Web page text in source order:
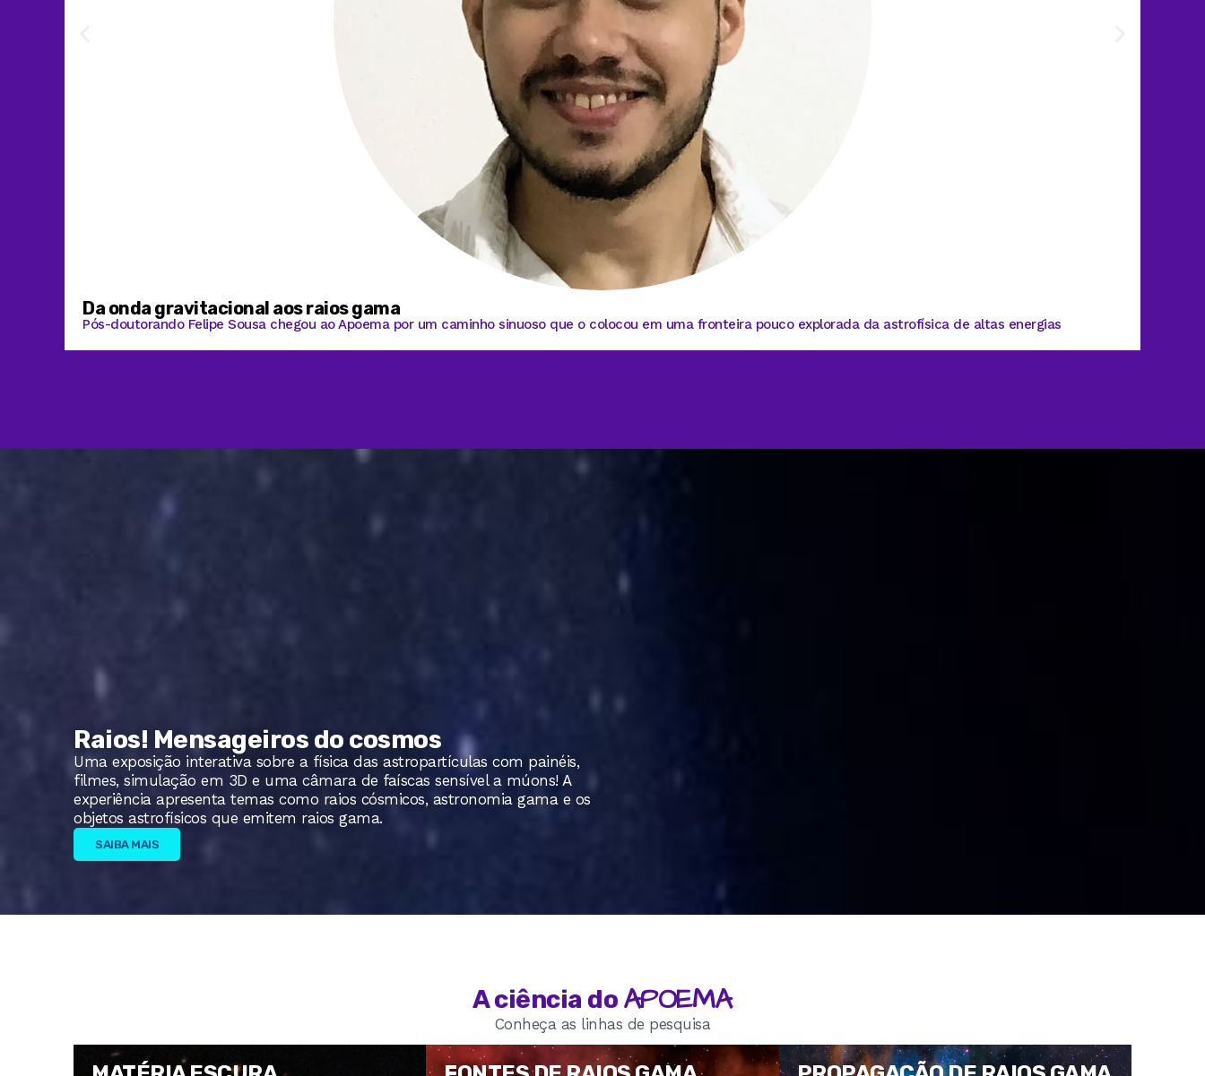
Da onda gravitacional aos raios gama
Pós-doutorando Felipe Sousa chegou ao Apoema por um caminho sinuoso que o colocou em uma fronteira pouco explorada da astrofísica de altas energias
Raios! Mensageiros do cosmos
Uma exposição interativa sobre a física das astropartículas com painéis,
filmes, simulação em 3D e uma câmara de faíscas sensível a múons! A
experiência apresenta temas como raios cósmicos, astronomia gama e os
objetos astrofísicos que emitem raios gama.
SAIBA MAIS
A ciência do APOEMA
Conheça as linhas de pesquisa